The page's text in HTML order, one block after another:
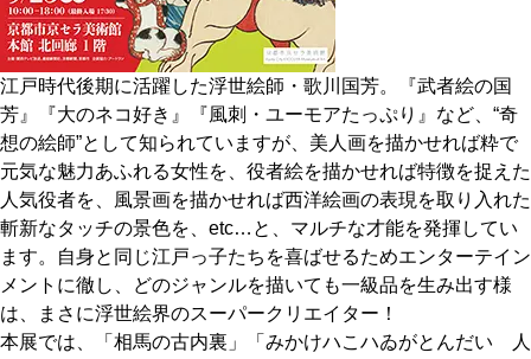
CULTURE
ABOUT US
Instagram
チケットプレゼント応募
江戸時代後期に活躍した浮世絵師・歌川国芳。『武者絵の国
芳』『大のネコ好き』『風刺・ユーモアたっぷり』など、“奇
想の絵師”として知られていますが、美人画を描かせれば粋で
元気な魅力あふれる女性を、役者絵を描かせれば特徴を捉えた
人気役者を、風景画を描かせれば西洋絵画の表現を取り入れた
斬新なタッチの景色を、etc…と、マルチな才能を発揮してい
ます。自身と同じ江戸っ子たちを喜ばせるためエンターテイン
メントに徹し、どのジャンルを描いても一級品を生み出す様
は、まさに浮世絵界のスーパークリエイター！
本展では、「相馬の古内裏」「みかけハこハゐがとんだいゝ人